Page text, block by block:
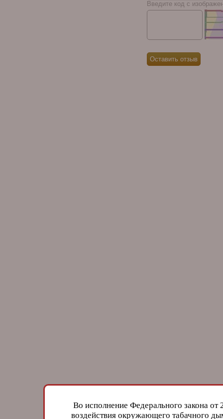
Введите код с
Во исполнение Федерального закона
воздействия окружающего табачного